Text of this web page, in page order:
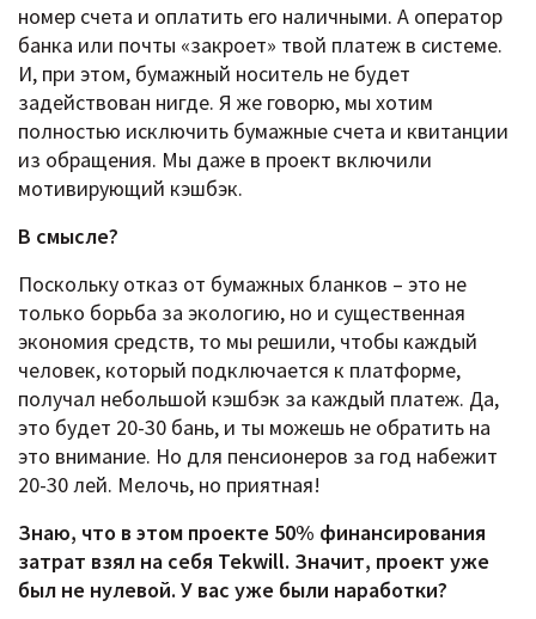
номер счета и оплатить его наличными. А оператор
банка или почты «закроет» твой платеж в системе.
И, при этом, бумажный носитель не будет
задействован нигде. Я же говорю, мы хотим
полностью исключить бумажные счета и квитанции
из обращения. Мы даже в проект включили
мотивирующий кэшбэк.
В смысле?
Поскольку отказ от бумажных бланков – это не
только борьба за экологию, но и существенная
экономия средств, то мы решили, чтобы каждый
человек, который подключается к платформе,
получал небольшой кэшбэк за каждый платеж. Да,
это будет 20-30 бань, и ты можешь не обратить на
это внимание. Но для пенсионеров за год набежит
20-30 лей. Мелочь, но приятная!
Знаю, что в этом проекте 50% финансирования
затрат взял на себя Tekwill. Значит, проект уже
был не нулевой. У вас уже были наработки?